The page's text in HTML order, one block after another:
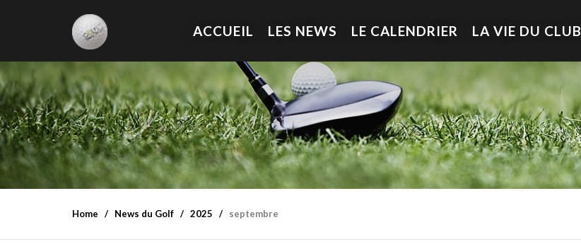
ACCUEIL LES NEWS LE CALENDRIER LA VIE DU CLUB
Home News du Golf 2025 septembre